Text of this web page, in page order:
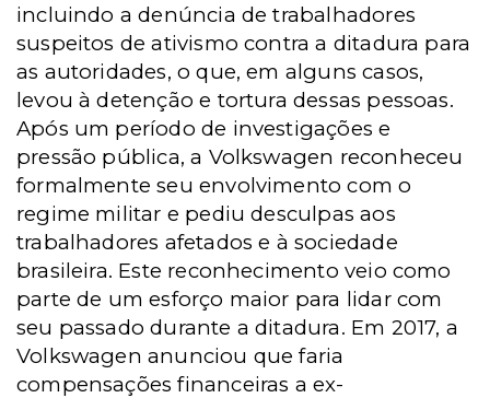
incluindo a denúncia de trabalhadores
suspeitos de ativismo contra a ditadura para
as autoridades, o que, em alguns casos,
levou à detenção e tortura dessas pessoas.
Após um período de investigações e
pressão pública, a Volkswagen reconheceu
formalmente seu envolvimento com o
regime militar e pediu desculpas aos
trabalhadores afetados e à sociedade
brasileira. Este reconhecimento veio como
parte de um esforço maior para lidar com
seu passado durante a ditadura. Em 2017, a
Volkswagen anunciou que faria
compensações financeiras a ex-